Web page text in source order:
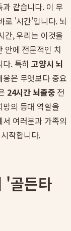
같습니다. 이 무
로 '시간'입니다. 뇌
간, 우리는 이것을
안에 전문적인 치
다. 특히고양시 뇌
은 무엇보다 중요
24시간 뇌졸중 전
의 등대 역할을
서 여러분과 가족의
작합니다.
'골든타